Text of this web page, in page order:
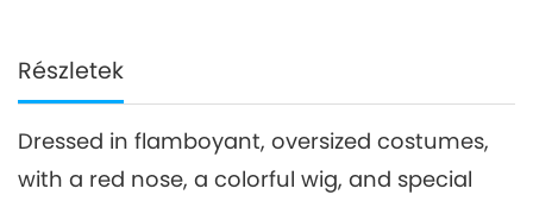
Részletek
Dressed in flamboyant, oversized costumes,
with a red nose, a colorful wig, and special